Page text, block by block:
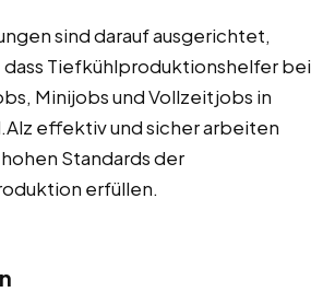
sind darauf ausgerichtet,
Tiefkühlproduktionshelfer bei
Minijobs und Vollzeitjobs in
effektiv und sicher arbeiten
Standards der
erfüllen.